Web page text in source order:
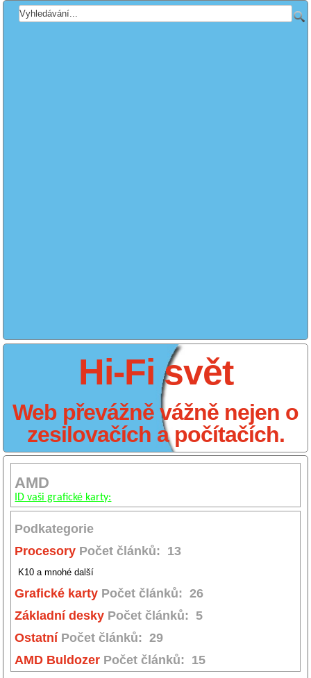
Hi-Fi svět
Web převážně vážně nejen o
zesilovačích a počítačích.
AMD
ID vaši grafické karty:
Podkategorie
Procesory Počet článků: 13
K10 a mnohé další
Grafické karty Počet článků: 26
Základní desky Počet článků: 5
Ostatní Počet článků: 29
AMD Buldozer Počet článků: 15